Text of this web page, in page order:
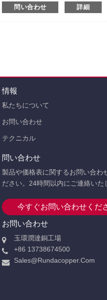
問い合わせ 詳細
情報
私たちについて
お問い合わせ
テクニカル
問い合わせ
製品や価格表に関するお問い合わ
ださい。24時間以内にご連絡いた
今すぐお問い合わせくだ
お問い合わせ
玉環潤達銅工場
+86 13738674500
Sales@rundacopper.com